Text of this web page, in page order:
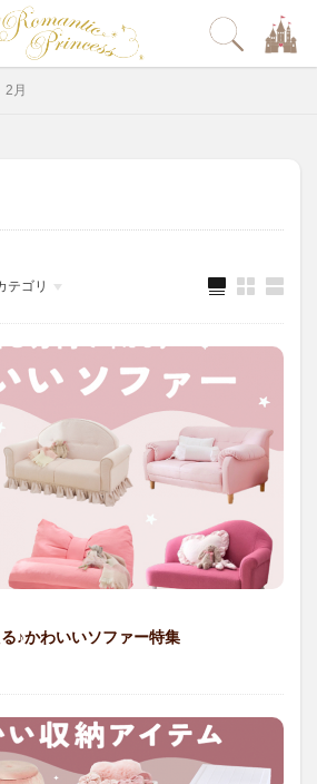
2月
テゴリ
♪かわいいソファー特集